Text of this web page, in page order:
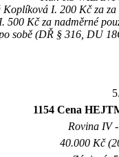
Koplíková I. 200 Kč za
500 Kč za nadměrné
sobě (DŘ § 316, DU
1154 Cena
Rovina IV
40.000 Kč